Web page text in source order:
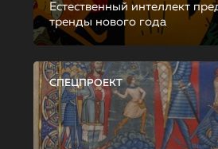
Естественный интеллект
тренды нового года
СПЕЦПРОЕКТ